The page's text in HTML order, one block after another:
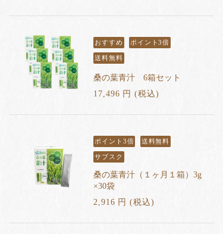
おすすめ ポイント3倍
送料無料
桑の葉青汁 6箱セット
17,496 円 (税込)
ポイント3倍 送料無料
サブスク
桑の葉青汁（１ヶ月１箱）3g
×30袋
2,916 円 (税込)